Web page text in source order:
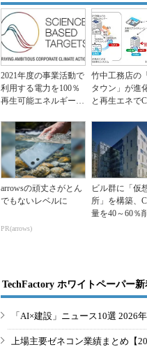
2021年度の事業活動で
利用する電力を100％
再生可能エネルギーで
竹中工務店の
タウン」が進
と再生エネで
arrowsの頑丈さがとん
でもないレベルに
PR(arrows)
ビル群に「仮
所」を構築、
量を40～60％
TechFactory ホワイトペーパー新
「AI×建設」ニュース10選 2026
上場主要ゼネコン業績まとめ【